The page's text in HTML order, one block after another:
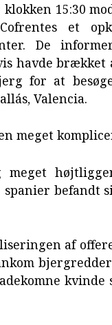
15:30
et
De
havde brækket
for at
Valencia.
meget
befandt
af
kvinde